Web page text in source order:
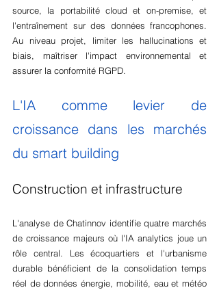
source, la portabilité cloud et on-premise, et
l'entraînement sur des données francophones.
Au niveau projet, limiter les hallucinations et
biais, maîtriser l'impact environnemental et
assurer la conformité RGPD.
L'IA comme levier de
croissance dans les marchés
du smart building
Construction et infrastructure
L'analyse de Chatinnov identifie quatre marchés
de croissance majeurs où l'IA analytics joue un
rôle central. Les écoquartiers et l'urbanisme
durable bénéficient de la consolidation temps
réel de données énergie, mobilité, eau et météo